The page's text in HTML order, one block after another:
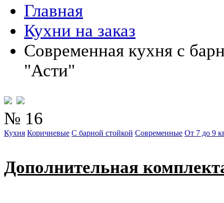
Главная
Кухни на заказ
Современная кухня с
"Асти"
№ 16
Кухня Коричневые С барной стойкой Современные От 7 до 9
Дополнительная